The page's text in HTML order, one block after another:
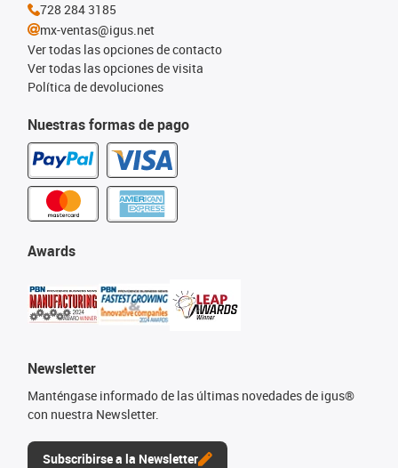
Nuestras formas de pago
Awards
Newsletter
Manténgase informado de las últimas novedades de igus®
con nuestra Newsletter.
Subscribirse a la Newsletter
728 284 3185
mx-ventas@igus.net
Ver todas las opciones de contacto
Ver todas las opciones de visita
Política de devoluciones